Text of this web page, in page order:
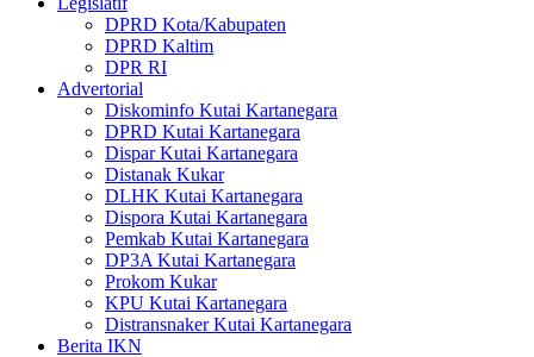
DPRD Kota/Kabupaten
DPRD Kaltim
DPR RI
Advertorial
Diskominfo Kutai Kartanegara
DPRD Kutai Kartanegara
Dispar Kutai Kartanegara
Distanak Kukar
DLHK Kutai Kartanegara
Dispora Kutai Kartanegara
Pemkab Kutai Kartanegara
DP3A Kutai Kartanegara
Prokom Kukar
KPU Kutai Kartanegara
Distransnaker Kutai Kartanegara
Berita IKN